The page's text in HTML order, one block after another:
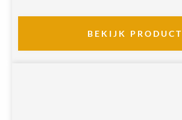
tot
€ 68,50
BEKIJK PRODUCT